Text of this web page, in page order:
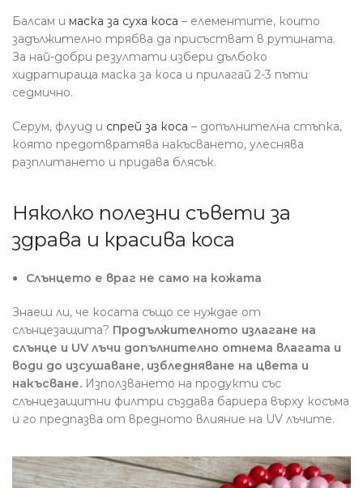
Балсам и маска за суха коса – елементите, които
задължително трябва да присъстват в рутината.
За най-добри резултати избери дълбоко
хидратираща маска за коса и прилагай 2-3 пъти
седмично.
Серум, флуид и спрей за коса – допълнителна стъпка,
която предотвратява накъсването, улеснява
разплитането и придава блясък.
Няколко полезни съвети за
здрава и красива коса
Слънцето е враг не само на кожата
Знаеш ли, че косата също се нуждае от
слънцезащита? Продължителното излагане на
слънце и UV лъчи допълнително отнема влагата и
води до изсушаване, избледняване на цвета и
накъсване. Използването на продукти със
слънцезащитни филтри създава бариера върху косъма
и го предпазва от вредното влияние на UV лъчите.